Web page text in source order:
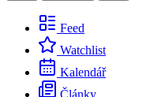
Feed
Watchlist
Kalendář